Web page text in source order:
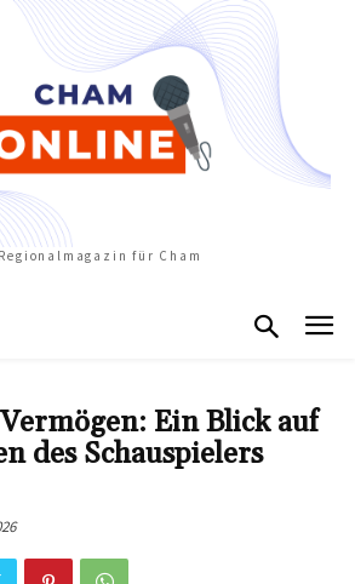
für Cham
Ein Blick auf
des Schauspielers